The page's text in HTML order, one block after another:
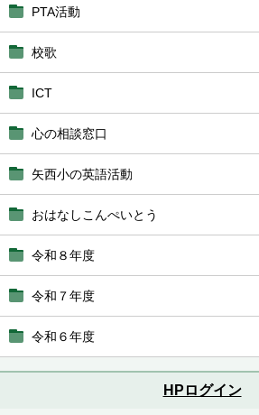
PTA活動
校歌
ICT
心の相談窓口
矢西小の英語活動
おはなしこんぺいとう
令和８年度
令和７年度
令和６年度
HPログイン